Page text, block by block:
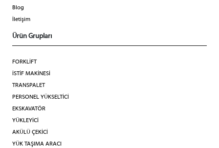
Blog
İletişim
Ürün Grupları
FORKLİFT
İSTİF MAKİNESİ
TRANSPALET
PERSONEL YÜKSELTİCİ
EKSKAVATÖR
YÜKLEYİCİ
AKÜLÜ ÇEKİCİ
YÜK TAŞIMA ARACI